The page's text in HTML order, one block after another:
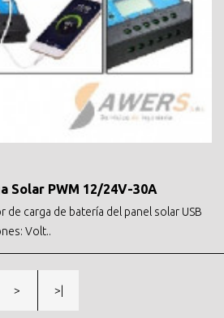
Solar PWM 12/24V-30A
carga de batería del panel solar USB
Volt..
> >|